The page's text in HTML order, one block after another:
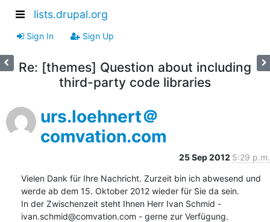
lists.drupal.org
Sign In Sign Up
Re: [themes] Question about including
third-party code libraries
urs.loehnert＠
comvation.com
25 Sep 2012 5:29 p.m.
Vielen Dank für Ihre Nachricht. Zurzeit bin ich abwesend und
werde ab dem 15. Oktober 2012 wieder für Sie da sein.
In der Zwischenzeit steht Ihnen Herr Ivan Schmid -
ivan.schmid@comvation.com - gerne zur Verfügung.